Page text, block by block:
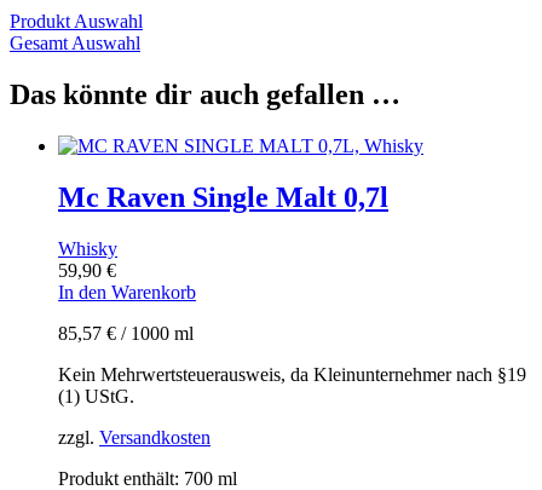
Produkt Auswahl
Gesamt Auswahl
Das könnte dir auch gefallen …
Mc Raven Single Malt 0,7l
Whisky
59,90 €
In den Warenkorb
85,57 € / 1000 ml
Kein Mehrwertsteuerausweis, da Kleinunternehmer nach §19
(1) UStG.
zzgl. Versandkosten
Produkt enthält: 700 ml